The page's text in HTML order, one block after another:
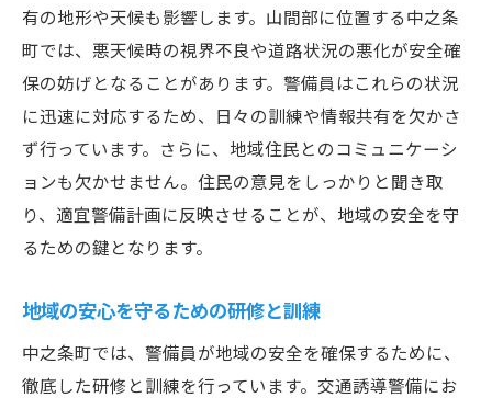
有の地形や天候も影響します。山間部に位置する中之条
町では、悪天候時の視界不良や道路状況の悪化が安全確
保の妨げとなることがあります。警備員はこれらの状況
に迅速に対応するため、日々の訓練や情報共有を欠かさ
ず行っています。さらに、地域住民とのコミュニケーシ
ョンも欠かせません。住民の意見をしっかりと聞き取
り、適宜警備計画に反映させることが、地域の安全を守
るための鍵となります。
地域の安心を守るための研修と訓練
中之条町では、警備員が地域の安全を確保するために、
徹底した研修と訓練を行っています。交通誘導警備にお